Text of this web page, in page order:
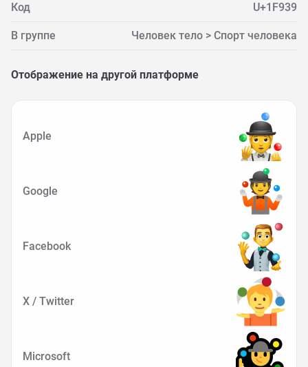
Код U+1F939
В группе Человек тело > Спорт человека
Отображение на другой платформе
Apple
Google
Facebook
X / Twitter
Microsoft